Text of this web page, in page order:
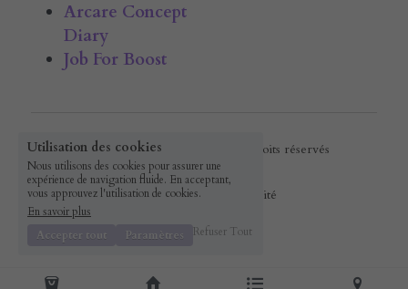
Arcare Concept
Diary
Job For Boost
© 2016 ArcareConcept · Tous droits réservés
Politique de confidentialité
Utilisation des cookies
Nous utilisons des cookies pour assurer une
expérience de navigation fluide. En acceptant,
vous approuvez l'utilisation de cookies.
En savoir plus
Accepter tout
Paramètres Refuser Tout